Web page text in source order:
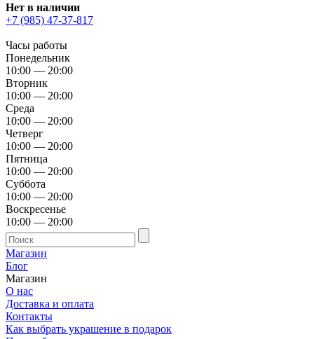
Нет в наличии
+7 (985) 47-37-817
Часы работы
Понедельник
10:00 — 20:00
Вторник
10:00 — 20:00
Среда
10:00 — 20:00
Четверг
10:00 — 20:00
Пятница
10:00 — 20:00
Суббота
10:00 — 20:00
Воскресенье
10:00 — 20:00
Магазин
Блог
Магазин
О нас
Доставка и оплата
Контакты
Как выбрать украшение в подарок